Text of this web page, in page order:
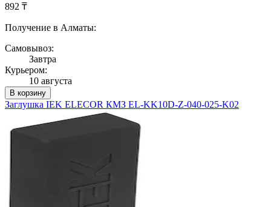
892 ₸
Получение в Алматы:
Самовывоз:
Завтра
Курьером:
10 августа
В корзину
Заглушка IEK ELECOR КМЗ EL-KK10D-Z-040-025-K02